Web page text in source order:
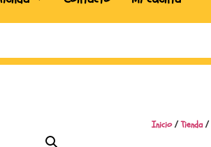
Inicio/Tienda/